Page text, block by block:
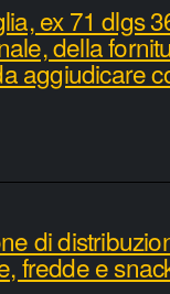
ex 71 dlgs
della
aggiudicare
di
fredde e